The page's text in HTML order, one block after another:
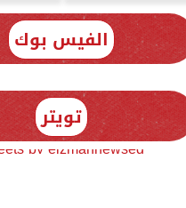
الفيس بوك
تويتر
by elzmannewseg